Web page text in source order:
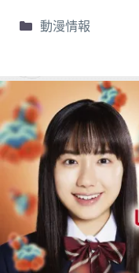
動漫情報